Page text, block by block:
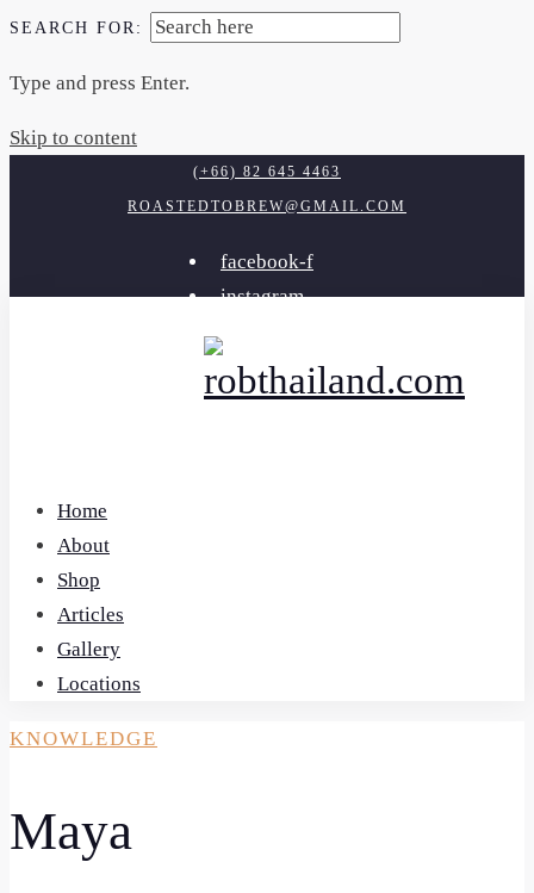
SEARCH FOR:
Type and press Enter.
Skip to content
(+66) 82 645 4463
ROASTEDTOBREW@GMAIL.COM
facebook-f
instagram
Home
About
Shop
Articles
Gallery
Locations
KNOWLEDGE
Maya